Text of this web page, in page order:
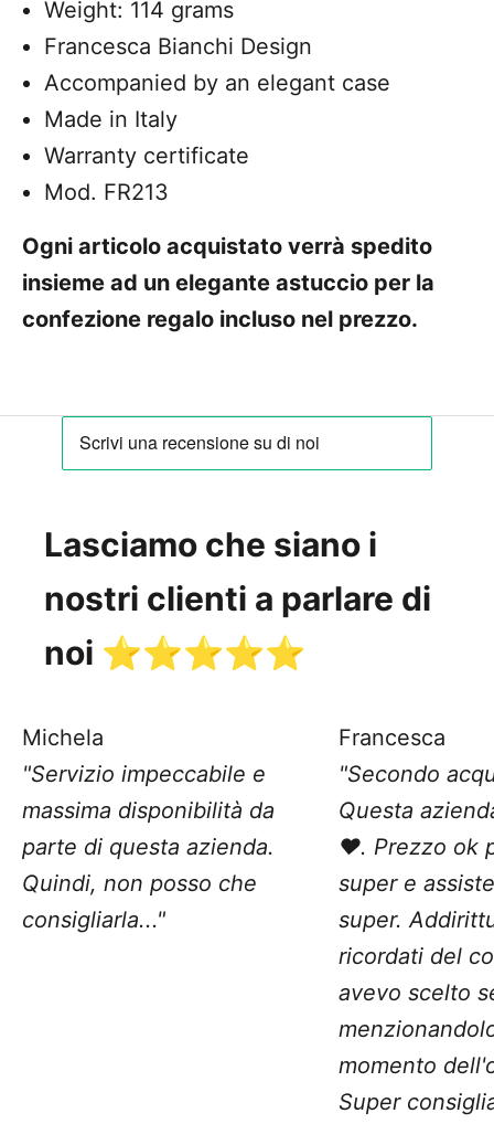
Weight: 114 grams
Francesca Bianchi Design
Accompanied by an elegant case
Made in Italy
Warranty certificate
Mod. FR213
Ogni articolo acquistato verrà spedito
insieme ad un elegante astuccio per la
confezione regalo incluso nel prezzo.
Lasciamo che siano i
nostri clienti a parlare di
noi ⭐️⭐️⭐️⭐️⭐️
Michela
"Servizio impeccabile e
massima disponibilità da
parte di questa azienda.
Quindi, non posso che
consigliarla..."
Francesca
"Secondo
Questa
❤️. Prezzo ok
super e
super.
ricordati del
avevo scelto
momento
Super